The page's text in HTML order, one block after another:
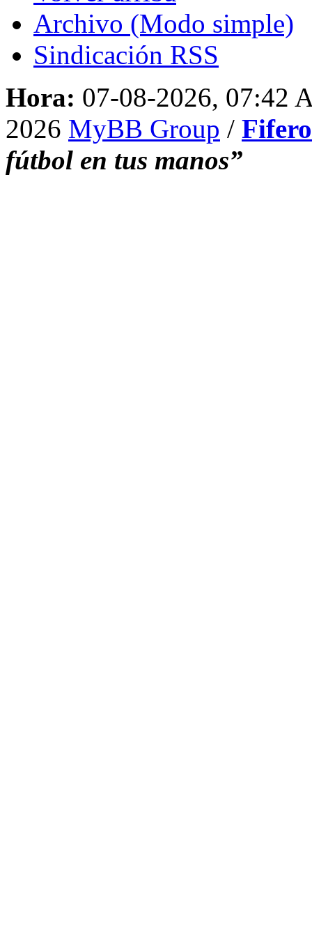
Archivo (Modo simple)
Sindicación RSS
Hora: 07-08-2026, 07:42
2026 MyBB Group /
fútbol en tus manos”